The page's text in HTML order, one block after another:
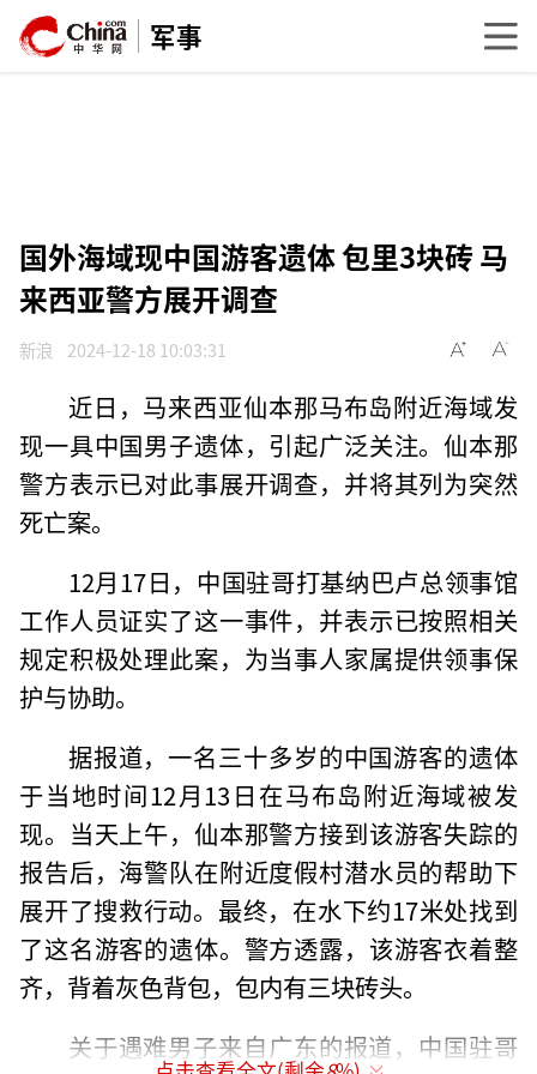
军事
国外海域现中国游客遗体 包里3块砖 马
来西亚警方展开调查
新浪 2024-12-18 10:03:31
近日，马来西亚仙本那马布岛附近海域发
现一具中国男子遗体，引起广泛关注。仙本那
警方表示已对此事展开调查，并将其列为突然
死亡案。
12月17日，中国驻哥打基纳巴卢总领事馆
工作人员证实了这一事件，并表示已按照相关
规定积极处理此案，为当事人家属提供领事保
护与协助。
据报道，一名三十多岁的中国游客的遗体
于当地时间12月13日在马布岛附近海域被发
现。当天上午，仙本那警方接到该游客失踪的
报告后，海警队在附近度假村潜水员的帮助下
展开了搜救行动。最终，在水下约17米处找到
了这名游客的遗体。警方透露，该游客衣着整
齐，背着灰色背包，包内有三块砖头。
关于遇难男子来自广东的报道，中国驻哥